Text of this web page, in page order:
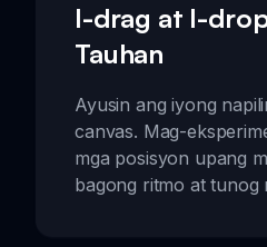
I-drag at I-
Tauhan
Ayusin ang iyong
canvas. Mag-
mga posisyon upang
bagong ritmo at tunog